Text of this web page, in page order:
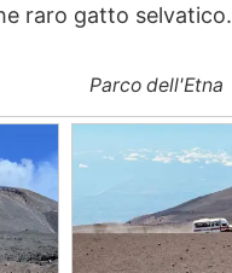
raro gatto selvatico.
Parco dell'Etna